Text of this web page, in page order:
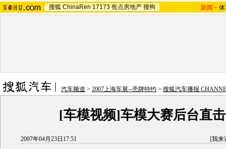
搜狐 ChinaRen 17173 焦点房地产 搜狗 新闻 -
汽车频道 > 2007上海车展--壳牌特约 > 搜狐汽车播报
[车模视频]车模大赛后台直
2007年04月23日17:51 [我来